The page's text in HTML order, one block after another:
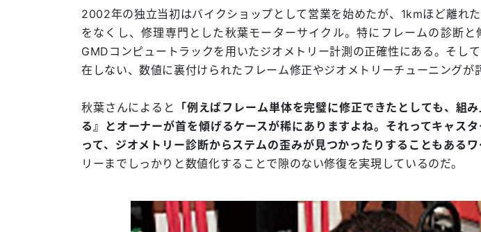
2002年の独立当初はバイクショップとして営業を始めたが、1kmほど離れ
をなくし、修理専門とした秋葉モーターサイクル。特にフレームの診断
GMDコンピュートラックを用いたジオメトリー計測の正確性にある。そし
在しない、数値に裏付けられたフレーム修正やジオメトリーチューニングが
秋葉さんによると
「例えばフレーム単体を完璧に修正できたとしても、組
る』とオーナーが首を傾げるケースが稀にありますよね。それってキャス
って、ジオメトリー診断からステムの歪みが見つかったりすることもあるワ
リーまでしっかりと数値化することで隙のない修復を実現しているのだ。